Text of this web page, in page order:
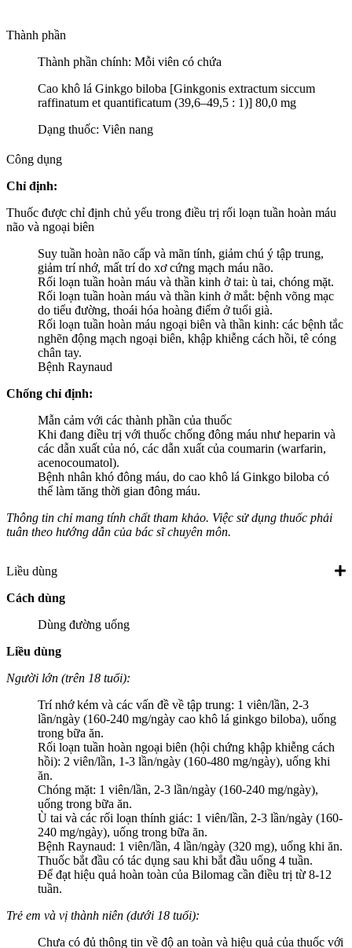
Thành phần
Thành phần chính: Mỗi viên có chứa
Cao khô lá Ginkgo biloba [Ginkgonis extractum siccum
raffinatum et quantificatum (39,6–49,5 : 1)] 80,0 mg
Dạng thuốc: Viên nang
Công dụng
Chỉ định:
Thuốc được chỉ định chủ yếu trong điều trị rối loạn tuần hoàn máu
não và ngoại biên
Suy tuần hoàn não cấp và mãn tính, giảm chú ý tập trung,
giảm trí nhớ, mất trí do xơ cứng mạch máu não.
Rối loạn tuần hoàn máu và thần kinh ở tai: ù tai, chóng mặt.
Rối loạn tuần hoàn máu và thần kinh ở mắt: bệnh võng mạc
do tiểu đường, thoái hóa hoàng điểm ở tuổi già.
Rối loạn tuần hoàn máu ngoại biên và thần kinh: các bệnh tắc
nghẽn động mạch ngoại biên, khập khiễng cách hồi, tê cóng
chân tay.
Bệnh Raynaud
Chống chỉ định:
Mẫn cảm với các thành phần của thuốc
Khi đang điều trị với thuốc chống đông máu như heparin và
các dẫn xuất của nó, các dẫn xuất của coumarin (warfarin,
acenocoumatol).
Bệnh nhân khó đông máu, do cao khô lá Ginkgo biloba có
thể làm tăng thời gian đông máu.
Thông tin chỉ mang tính chất tham khảo. Việc sử dụng thuốc phải
tuân theo hướng dẫn của bác sĩ chuyên môn.
Liều dùng
Cách dùng
Dùng đường uống
Liều dùng
Người lớn (trên 18 tuổi):
Trí nhớ kém và các vấn đề về tập trung: 1 viên/lần, 2-3
lần/ngày (160-240 mg/ngày cao khô lá ginkgo biloba), uống
trong bữa ăn.
Rối loạn tuần hoàn ngoại biên (hội chứng khập khiễng cách
hồi): 2 viên/lần, 1-3 lần/ngày (160-480 mg/ngày), uống khi
ăn.
Chóng mặt: 1 viên/lần, 2-3 lần/ngày (160-240 mg/ngày),
uống trong bữa ăn.
Ù tai và các rối loạn thính giác: 1 viên/lần, 2-3 lần/ngày (160-
240 mg/ngày), uống trong bữa ăn.
Bệnh Raynaud: 1 viên/lần, 4 lần/ngày (320 mg), uống khi ăn.
Thuốc bắt đầu có tác dụng sau khi bắt đầu uống 4 tuần.
Để đạt hiệu quả hoàn toàn của Bilomag cần điều trị từ 8-12
tuần.
Trẻ em và vị thành niên (dưới 18 tuổi):
Chưa có đủ thông tin về độ an toàn và hiệu quả của thuốc với